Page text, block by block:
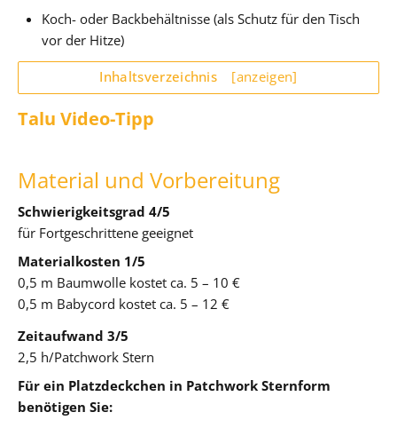
Koch- oder Backbehältnisse (als Schutz für den Tisch
vor der Hitze)
Inhaltsverzeichnis [anzeigen]
Talu Video-Tipp
Material und Vorbereitung
Schwierigkeitsgrad 4/5
für Fortgeschrittene geeignet
Materialkosten 1/5
0,5 m Baumwolle kostet ca. 5 – 10 €
0,5 m Babycord kostet ca. 5 – 12 €
Zeitaufwand 3/5
2,5 h/Patchwork Stern
Für ein Platzdeckchen in Patchwork Sternform
benötigen Sie: